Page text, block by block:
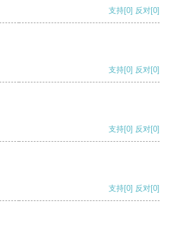
支持[0] 反对[0]
支持[0] 反对[0]
支持[0] 反对[0]
支持[0] 反对[0]